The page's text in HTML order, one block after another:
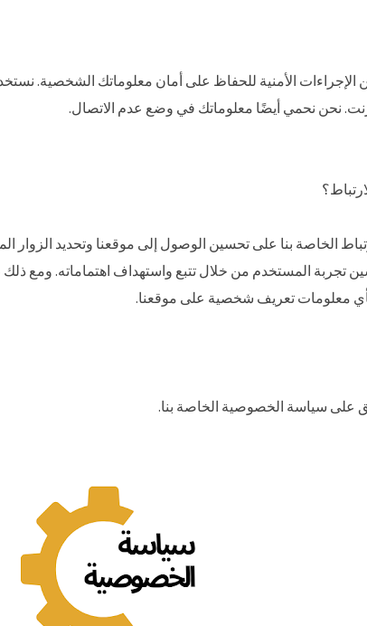
الأمنية للحفاظ على أمان معلوماتك الشخصية.
نحن نحمي أيضًا معلوماتك في وضع عدم الاتصال.
الخاصة بنا على تحسين الوصول إلى موقعنا وتحديد الزوار
تجربة المستخدم من خلال تتبع واستهداف اهتماماته. ومع ذلك
معلومات تعريف شخصية على موقعنا.
على سياسة الخصوصية الخاصة بنا.